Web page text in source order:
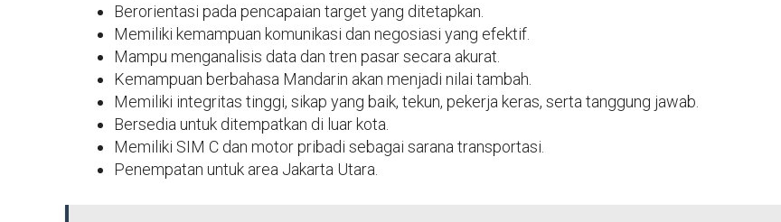
Berorientasi pada pencapaian target yang ditetapkan.
Memiliki kemampuan komunikasi dan negosiasi yang efektif.
Mampu menganalisis data dan tren pasar secara akurat.
Kemampuan berbahasa Mandarin akan menjadi nilai tambah.
Memiliki integritas tinggi, sikap yang baik, tekun, pekerja keras, serta tanggung jawab.
Bersedia untuk ditempatkan di luar kota.
Memiliki SIM C dan motor pribadi sebagai sarana transportasi.
Penempatan untuk area Jakarta Utara.